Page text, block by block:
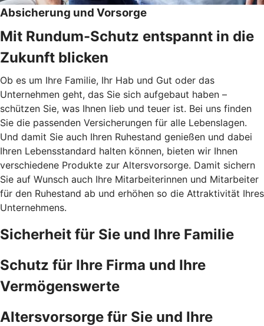
Absicherung und Vorsorge
Mit Rundum-Schutz entspannt in die
Zukunft blicken
Ob es um Ihre Familie, Ihr Hab und Gut oder das
Unternehmen geht, das Sie sich aufgebaut haben –
schützen Sie, was Ihnen lieb und teuer ist. Bei uns finden
Sie die passenden Versicherungen für alle Lebenslagen.
Und damit Sie auch Ihren Ruhestand genießen und dabei
Ihren Lebensstandard halten können, bieten wir Ihnen
verschiedene Produkte zur Altersvorsorge. Damit sichern
Sie auf Wunsch auch Ihre Mitarbeiterinnen und Mitarbeiter
für den Ruhestand ab und erhöhen so die Attraktivität Ihres
Unternehmens.
Sicherheit für Sie und Ihre Familie
Schutz für Ihre Firma und Ihre
Vermögenswerte
Altersvorsorge für Sie und Ihre